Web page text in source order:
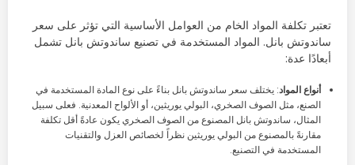
تعتبر تكلفة المواد الخام من العوامل الأساسية التي تؤثر على سعر
ساندوتش بانل. المواد المستخدمة في تصنيع ساندوتش بانل تشمل
أبعادًا عدة:
أنواع المواد: يختلف سعر ساندوتش بانل بناءً على نوع المادة المستخدمة في
الصنع، مثل الصوف الصخري، البولي يوريثين، أو الألواح المعدنية. فعلى سبيل
المثال، ساندوتش بانل المصنوع من الصوف الصخري يكون عادةً أقل تكلفة
مقارنةً بالمصنوع من البولي يوريثين نظراً لخصائص العزل والتقنيات
المستخدمة في التصنيع.